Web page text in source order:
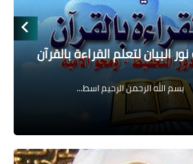
تحميل افيس 2010 عربي وانجليزي كامل +
افيس 2010 عربي وانجليزي كامل + التفعيل من القعقاع